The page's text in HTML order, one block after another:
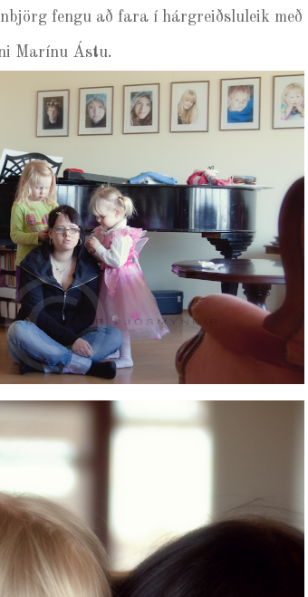
fengu að fara í hárgreiðsluleik með
Marínu Ástu.